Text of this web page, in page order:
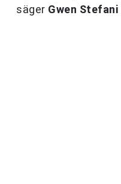
säger Gwen Stefani